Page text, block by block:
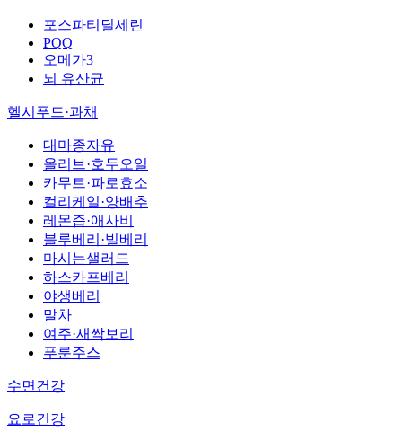
포스파티딜세린
PQQ
오메가3
뇌 유산균
헬시푸드·과채
대마종자유
올리브·호두오일
카무트·파로효소
컬리케일·양배추
레몬즙·애사비
블루베리·빌베리
마시는샐러드
하스카프베리
야생베리
말차
여주·새싹보리
푸룬주스
수면건강
요로건강